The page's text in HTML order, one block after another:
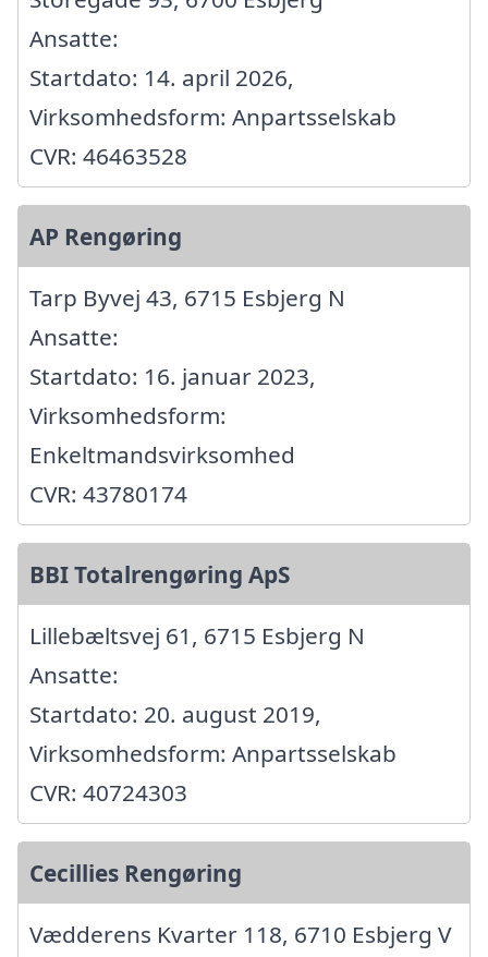
Ansatte:
Startdato: 14. april 2026,
Virksomhedsform: Anpartsselskab
CVR: 46463528
AP Rengøring
Tarp Byvej 43, 6715 Esbjerg N
Ansatte:
Startdato: 16. januar 2023,
Virksomhedsform:
Enkeltmandsvirksomhed
CVR: 43780174
BBI Totalrengøring ApS
Lillebæltsvej 61, 6715 Esbjerg N
Ansatte:
Startdato: 20. august 2019,
Virksomhedsform: Anpartsselskab
CVR: 40724303
Cecillies Rengøring
Vædderens Kvarter 118, 6710 Esbjerg V